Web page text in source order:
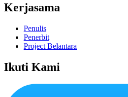
Kerjasama
Penulis
Penerbit
Project Belantara
Ikuti Kami